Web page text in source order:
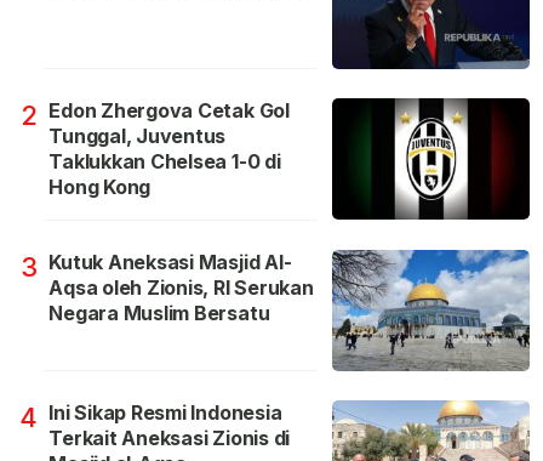
2 Edon Zhergova Cetak Gol
Tunggal, Juventus
Taklukkan Chelsea 1-0 di
Hong Kong
3 Kutuk Aneksasi Masjid Al-
Aqsa oleh Zionis, RI Serukan
Negara Muslim Bersatu
4 Ini Sikap Resmi Indonesia
Terkait Aneksasi Zionis di